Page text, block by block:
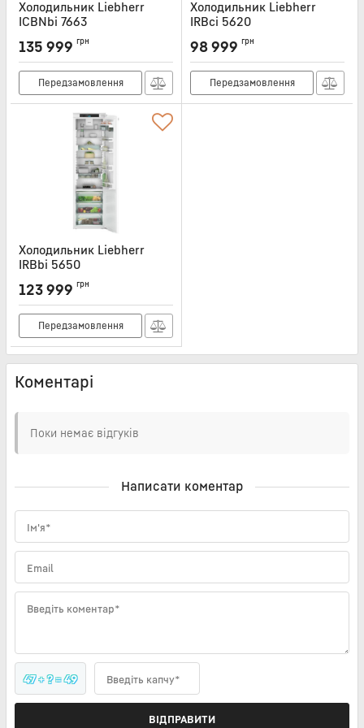
Холодильник Liebherr
ICBNbi 7663
ICBNBI7663
135 999 грн
Передзамовлення
Холодильник Liebherr
IRBci 5620
IRBCI5620
98 999 грн
Передзамовлення
Холодильник Liebherr
IRBbi 5650
IRBBI5650
123 999 грн
Передзамовлення
Коментарі
Поки немає відгуків
Написати коментар
Ім'я*
Email
Введіть коментар*
47 + ? = 49 Введіть капчу*
ВІДПРАВИТИ